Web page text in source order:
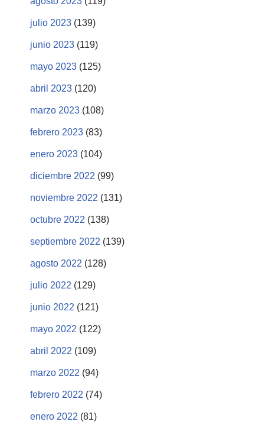
julio 2023 (139)
junio 2023 (119)
mayo 2023 (125)
abril 2023 (120)
marzo 2023 (108)
febrero 2023 (83)
enero 2023 (104)
diciembre 2022 (99)
noviembre 2022 (131)
octubre 2022 (138)
septiembre 2022 (139)
agosto 2022 (128)
julio 2022 (129)
junio 2022 (121)
mayo 2022 (122)
abril 2022 (109)
marzo 2022 (94)
febrero 2022 (74)
enero 2022 (81)